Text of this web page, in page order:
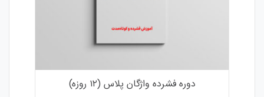
دوره فشرده واژگان پلاس (۱۲ روزه)